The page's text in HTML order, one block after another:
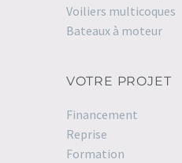
Voiliers multicoques
Bateaux à moteur
VOTRE PROJET
Financement
Reprise
Formation